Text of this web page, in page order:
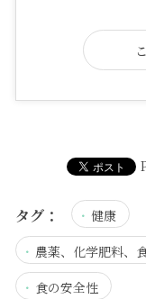
タグ：
健康
農薬、化学肥料、
食の安全性